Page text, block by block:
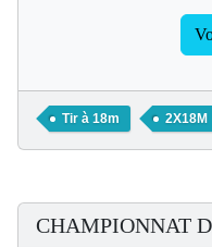
Tir à 18m 2X18M
CHAMPIONNAT